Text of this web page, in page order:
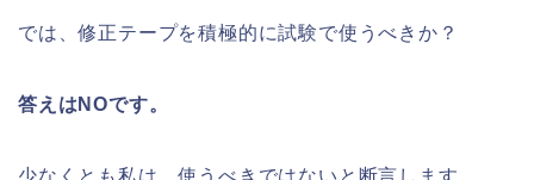
では、修正テープを積極的に試験で使うべきか？
答えはNOです。
少なくとも私は、使うべきではないと断言します。